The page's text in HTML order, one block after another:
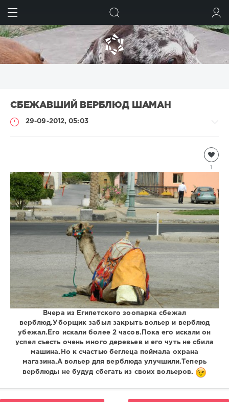
СБЕЖАВШИЙ ВЕРБЛЮД ШАМАН
29-09-2012, 05:03
3
847
6
Вчера из Египетского зоопарка сбежал
верблюд.Уборщик забыл закрыть вольер и верблюд
убежал.Его искали более 2 часов.Пока его искали он
успел съесть очень много деревьев и его чуть не сбила
машина.Но к счастью беглеца поймала охрана
магазина.А вольер для верблюда улучшили.Теперь
верблюды не будуд сбегать из своих вольеров.